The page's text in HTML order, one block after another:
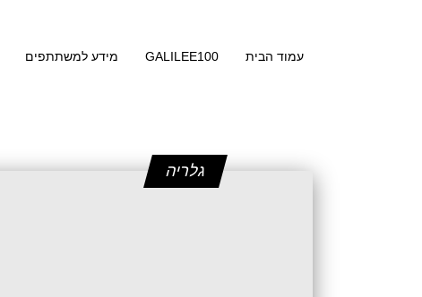
עמוד הבית GALILEE100 מידע למשתתפים
גלריה